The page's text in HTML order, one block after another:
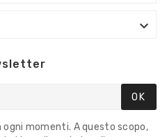

OK
ogni momenti. A questo scopo,